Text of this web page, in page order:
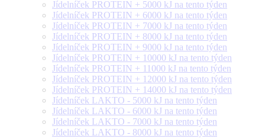
Jídelníček PROTEIN + 5000 kJ na tento týden
Jídelníček PROTEIN + 6000 kJ na tento týden
Jídelníček PROTEIN + 7000 kJ na tento týden
Jídelníček PROTEIN + 8000 kJ na tento týden
Jídelníček PROTEIN + 9000 kJ na tento týden
Jídelníček PROTEIN + 10000 kJ na tento týden
Jídelníček PROTEIN + 11000 kJ na tento týden
Jídelníček PROTEIN + 12000 kJ na tento týden
Jídelníček PROTEIN + 14000 kJ na tento týden
Jídelníček LAKTO - 5000 kJ na tento týden
Jídelníček LAKTO - 6000 kJ na tento týden
Jídelníček LAKTO - 7000 kJ na tento týden
Jídelníček LAKTO - 8000 kJ na tento týden